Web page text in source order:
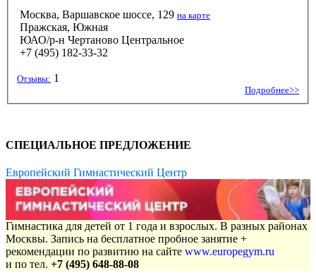
Москва, Варшавское шоссе, 129 на карте
Пражская, Южная
ЮАО/р-н Чертаново Центральное
+7 (495) 182-33-32
Отзывы: 1
Подробнее>>
СПЕЦИАЛЬНОЕ ПРЕДЛОЖЕНИЕ
Европейский Гимнастический Центр
Гимнастика для детей от 1 года и взрослых. В разных районах
Москвы. Запись на бесплатное пробное занятие +
рекомендации по развитию на сайте www.europegym.ru
и по тел. +7 (495) 648-88-08